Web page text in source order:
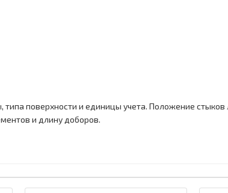
поверхности и единицы учета. Положение стыков
и длину доборов.